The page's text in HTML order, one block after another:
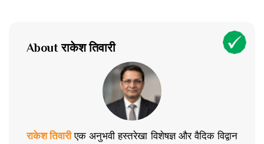
About राकेश तिवारी
राकेश तिवारीएक अनुभवी हस्तरेखा विशेषज्ञ और वैदिक विद्वान